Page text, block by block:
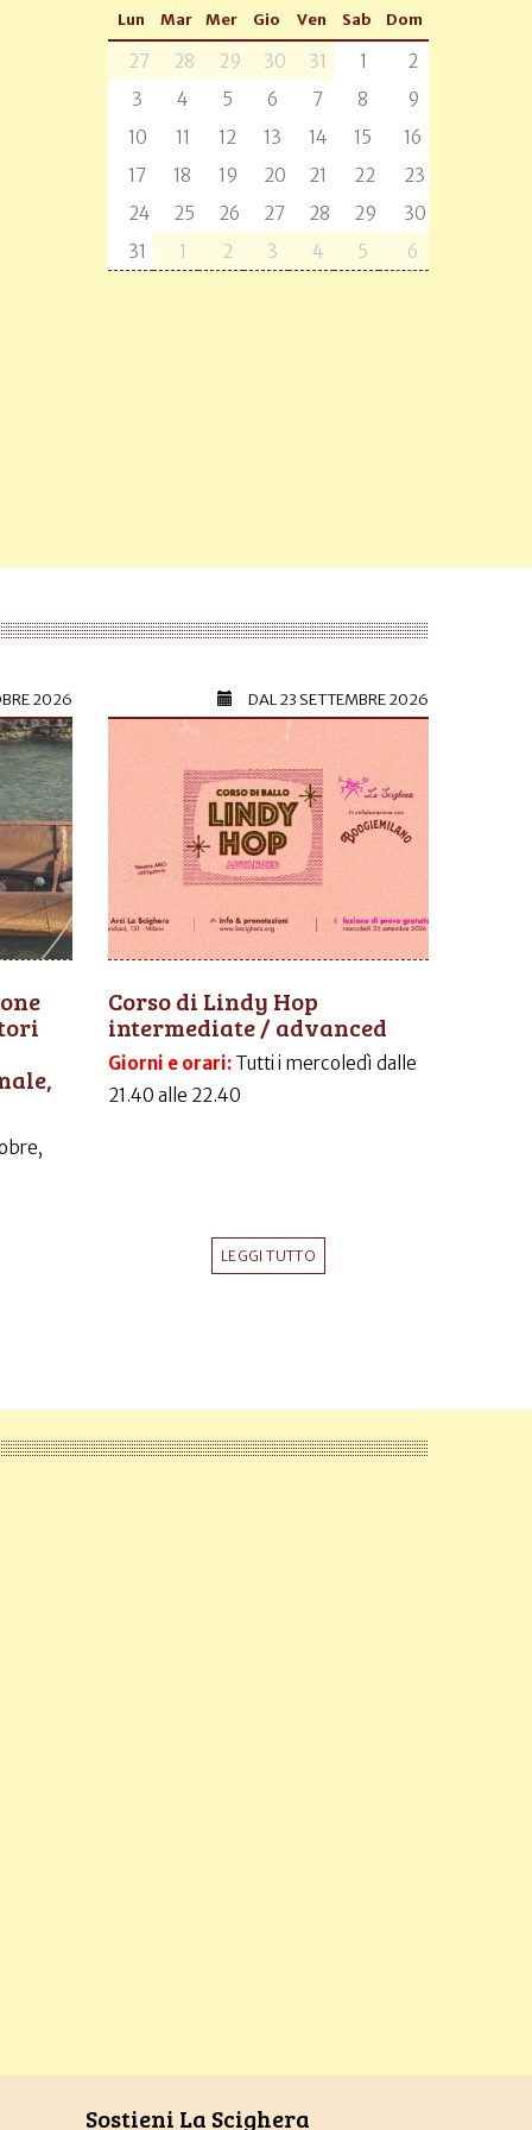
Lun Mar Mer Gio Ven Sab Dom
27 28 29 30 31 1
2
3
4 5 6 7 8
9
10
11 12 13 14 15
16
17
18 19 20 21 22
23
24
25 26 27 28 29
30
31
1 2 3 4 5 6
2026 DAL23 SETTEMBRE 2026
Corso di Lindy Hop
intermediate / advanced
Giorni e orari: Tutti i mercoledì dalle
21.40 alle 22.40
LEGGI TUTTO
Sostieni La Scighera